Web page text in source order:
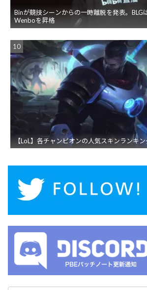
Binが競技シーンからの一時離脱を発表。BLG
Wenboを昇格
【LoL】各チャンピオンの人気スキンランキン